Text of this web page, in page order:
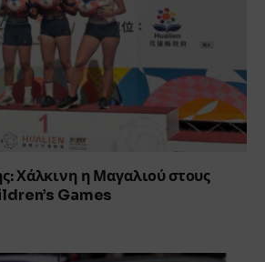
Χάλκινη η Μαγαλιού στους
Games